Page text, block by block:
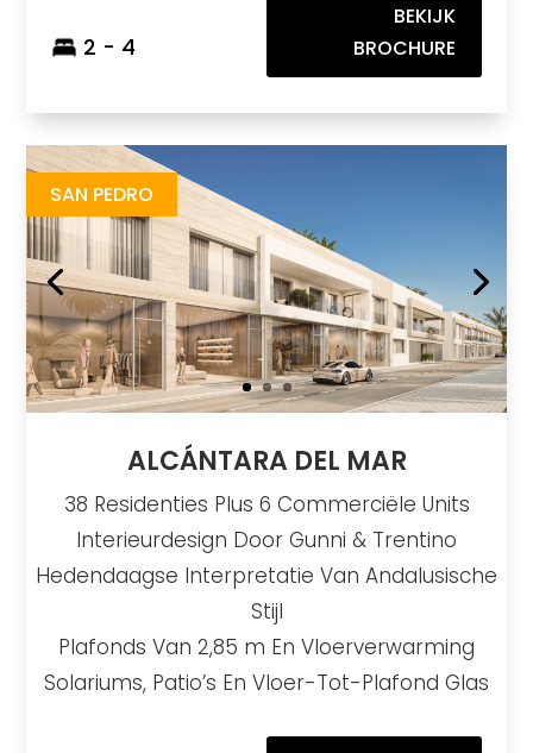
2 - 4
BEKIJK
BROCHURE
SAN PEDRO
ALCÁNTARA DEL MAR
38 Residenties Plus 6 Commerciële Units
Interieurdesign Door Gunni & Trentino
Hedendaagse Interpretatie Van Andalusische
Stijl
Plafonds Van 2,85 m En Vloerverwarming
Solariums, Patio’s En Vloer-Tot-Plafond Glas